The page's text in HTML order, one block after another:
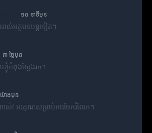
១០ នាទីមុន
ាល់អត្ថបទបន្តទៀត។
៣ ថ្ងៃមុន
ខ្ញុំកំពុងស្វែងរក។
ោងមុន
ាស់! អរគុណសម្រាប់ការចែករំលែក។